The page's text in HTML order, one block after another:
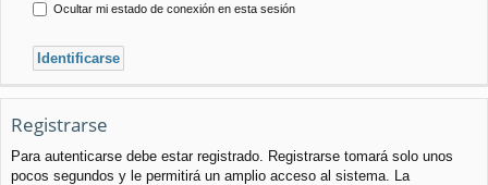
Ocultar mi estado de conexión en esta sesión
Registrarse
Para autenticarse debe estar registrado. Registrarse tomará solo unos
pocos segundos y le permitirá un amplio acceso al sistema. La